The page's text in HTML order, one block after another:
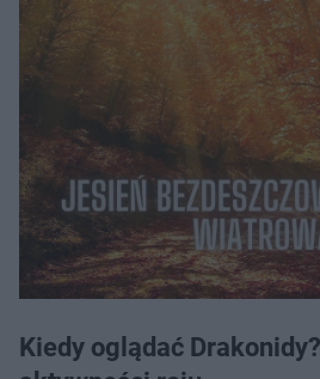
Kiedy oglądać